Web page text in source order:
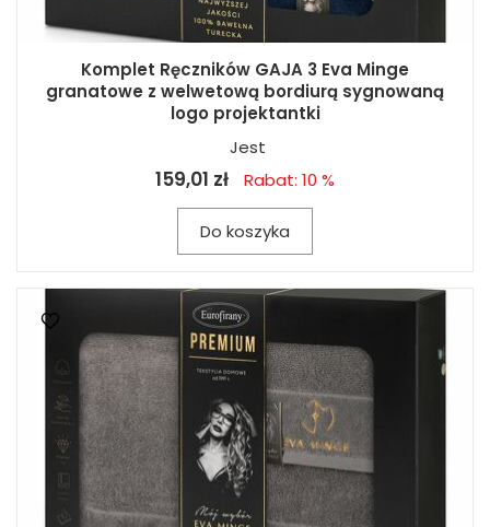
Komplet Ręczników GAJA 3 Eva Minge
granatowe z welwetową bordiurą sygnowaną
logo projektantki
Jest
159,01 zł Rabat: 10 %
Do koszyka